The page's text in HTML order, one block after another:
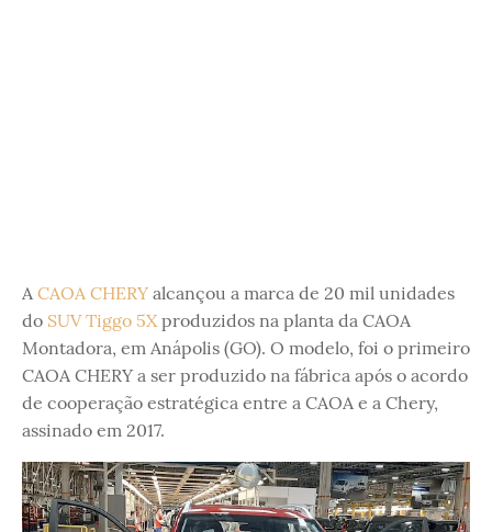
A CAOA CHERYalcançou a marca de 20 mil unidades
do SUV Tiggo 5Xproduzidos na planta da CAOA
Montadora, em Anápolis (GO). O modelo, foi o primeiro
CAOA CHERY a ser produzido na fábrica após o acordo
de cooperação estratégica entre a CAOA e a Chery,
assinado em 2017.